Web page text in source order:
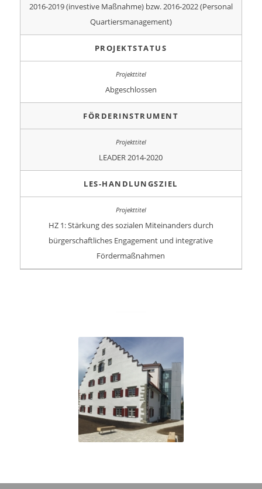
2016-2019 (investive Maßnahme) bzw. 2016-2022 (Personal
Quartiersmanagement)
PROJEKTSTATUS
Abgeschlossen
FÖRDERINSTRUMENT
LEADER 2014-2020
LES-HANDLUNGSZIEL
HZ 1: Stärkung des sozialen Miteinanders durch
bürgerschaftliches Engagement und integrative
Fördermaßnahmen